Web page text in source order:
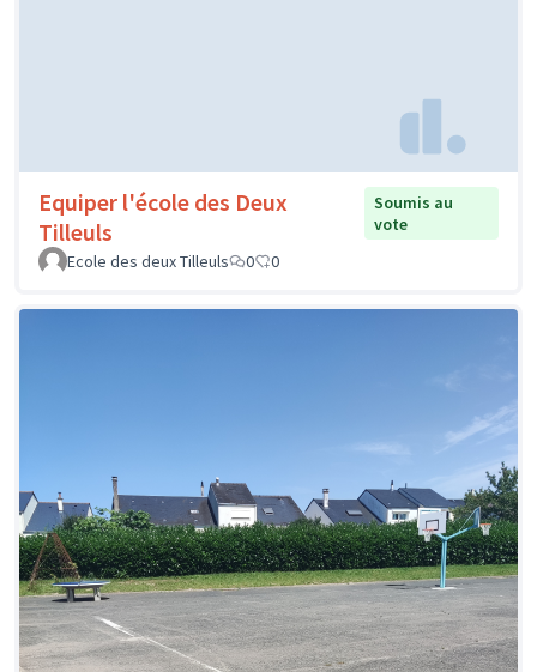
Equiper l'école des Deux
Tilleuls
Soumis au
vote
Ecole des deux Tilleuls
0 0